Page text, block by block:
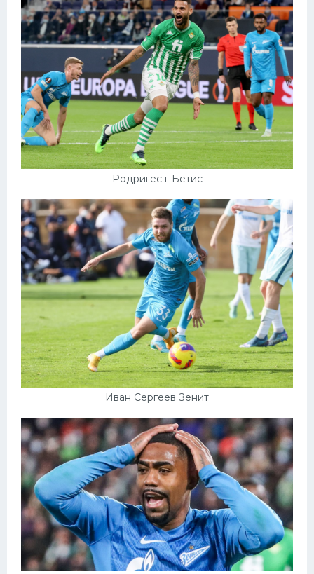
Родригес г Бетис
Иван Сергеев Зенит